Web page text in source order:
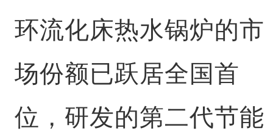
环流化床热水锅炉的市
场份额已跃居全国首
位，研发的第二代节能